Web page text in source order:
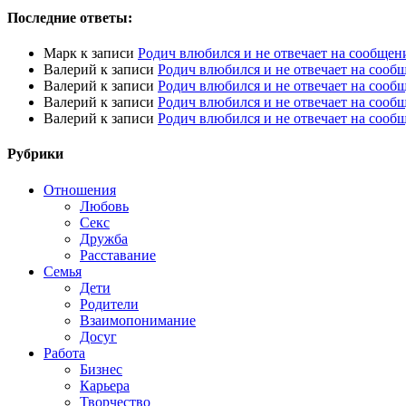
Последние ответы:
Марк к записи Родич влюбился и не отвечает на
Валерий к записи Родич влюбился и не отвечает на
Валерий к записи Родич влюбился и не отвечает на
Валерий к записи Родич влюбился и не отвечает на
Валерий к записи Родич влюбился и не отвечает на
Рубрики
Отношения
Любовь
Секс
Дружба
Расставание
Семья
Дети
Родители
Взаимопонимание
Досуг
Работа
Бизнес
Карьера
Творчество